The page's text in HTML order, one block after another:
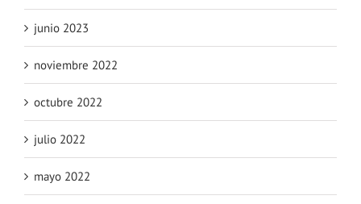
junio 2023
noviembre 2022
octubre 2022
julio 2022
mayo 2022